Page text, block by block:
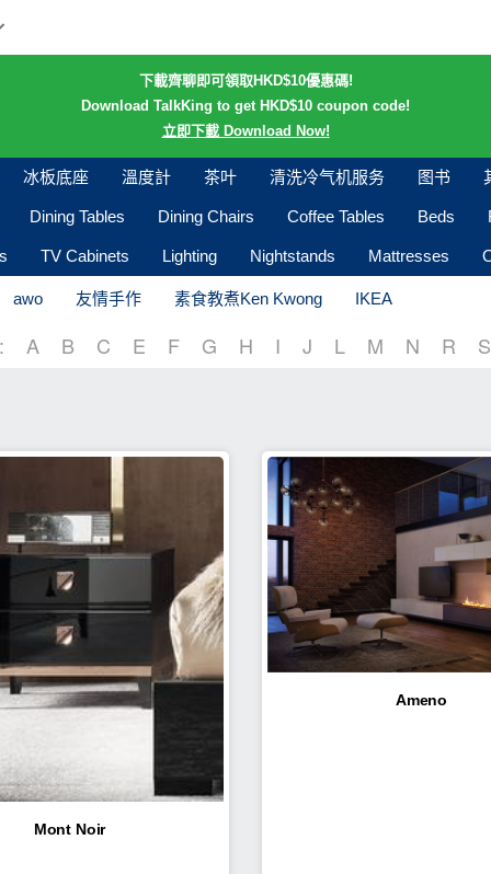
下載齊聊即可領取HKD$10優惠碼!
Download TalkKing to get HKD$10 coupon code!
立即下載 Download Now!
冰板底座 溫度計 茶叶 清洗冷气机服务 图书
Dining Tables Dining Chairs Coffee Tables Beds
TV Cabinets Lighting Nightstands Mattresses
awo 友情手作 素食教煮Ken Kwong IKEA
A B C E F G H I J L M N R S
Mont Noir
Ameno